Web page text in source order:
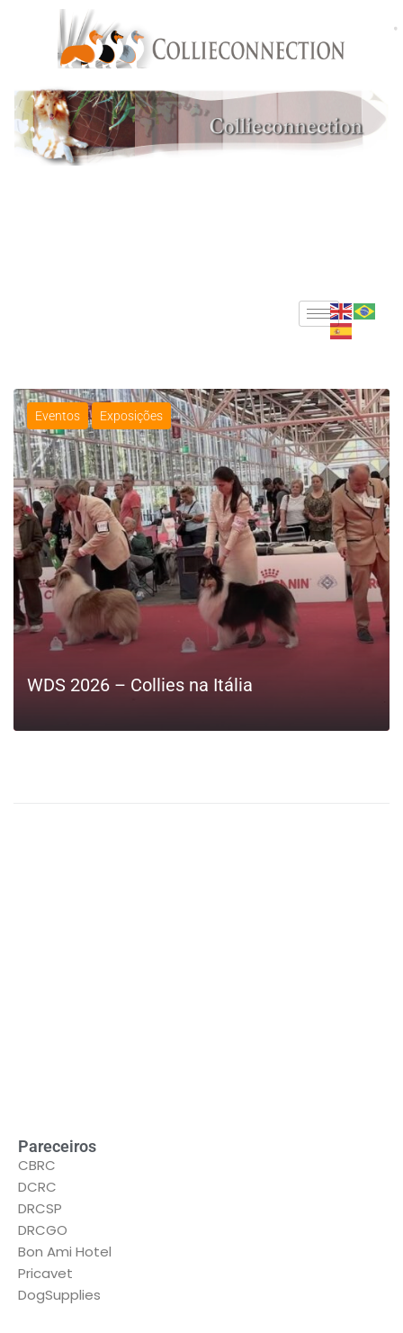
Eventos Exposições
WDS 2026 – Collies na Itália
Pareceiros
CBRC
DCRC
DRCSP
DRCGO
Bon Ami Hotel
Pricavet
DogSupplies